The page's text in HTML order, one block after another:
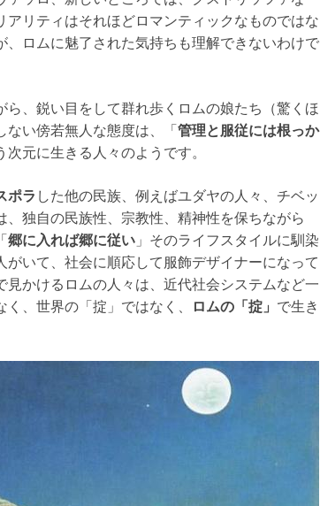
リティはそれほどロマンティックなものではな
ロムに魅了された気持ちも理解できないわけで
、鋭い目をして群れ歩くロムの娘たち（驚くほ
い傍若無人な態度は、「 管理と服従には根っか
元に生きる人々のようです。
ポラ した他の民族、例えばユダヤの人々、チベッ
独自の民族性、宗教性、精神性を保ちながら
郷に入れば郷に従い 」そのライフスタイルに馴染
いて、社会に順応して服飾デザイナーになって
かけるロムの人々は、近代社会システムなど一
、世界の「掟」ではなく、
ロムの「掟」 で生き